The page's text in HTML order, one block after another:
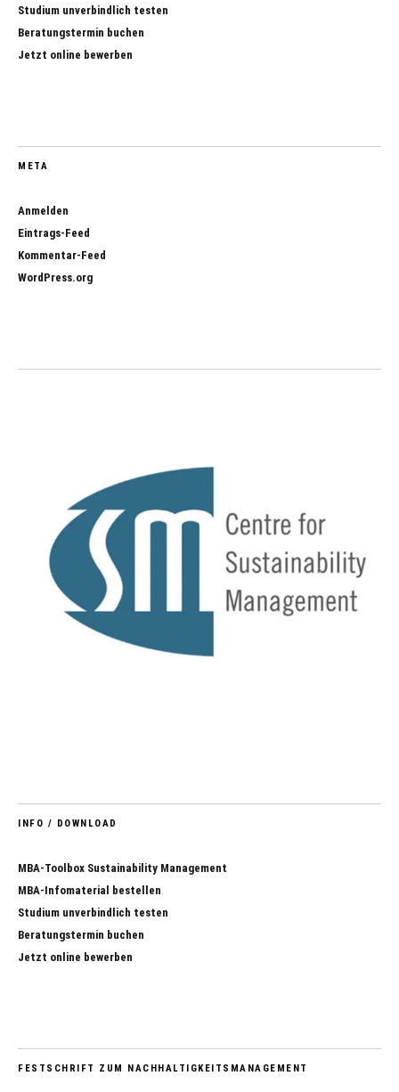
Studium unverbindlich testen
Beratungstermin buchen
Jetzt online bewerben
META
Anmelden
Eintrags-Feed
Kommentar-Feed
WordPress.org
INFO / DOWNLOAD
MBA-Toolbox Sustainability Management
MBA-Infomaterial bestellen
Studium unverbindlich testen
Beratungstermin buchen
Jetzt online bewerben
FESTSCHRIFT ZUM NACHHALTIGKEITSMANAGEMENT